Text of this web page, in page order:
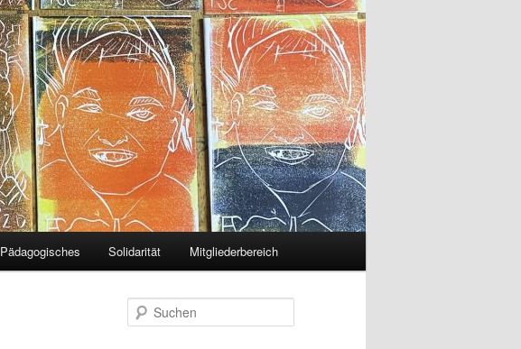
Pädagogisches Solidarität Mitgliederbereich
u